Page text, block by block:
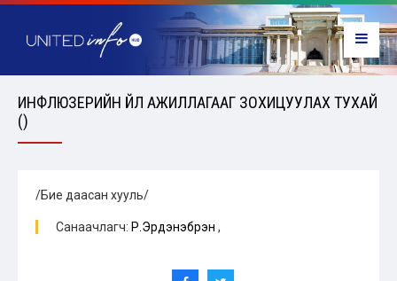
ИНФЛЮЗЕРИЙН ҮЙЛ АЖИЛЛАГААГ ЗОХИЦУУЛАХ ТУХАЙ
()
/Бие даасан хууль/
Санаачлагч: Р.Эрдэнэбүрэн ,